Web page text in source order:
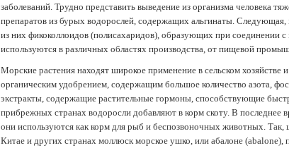
заболеваний. Трудно представить выведение из организма человека
препаратов из бурых водорослей, содержащих альгинаты.
из них фикоколлоидов (полисахаридов), образующих при соединении
используются в различных областях производства, от пищевой
Морские растения находят широкое применение в сельском
органическим удобрением, содержащим большое количество азота,
экстракты, содержащие растительные гормоны, способствующие
прибрежных странах водоросли добавляют в корм скоту. В
они используются как корм для рыб и беспозвоночных животных.
Китае и других странах моллюск морское ушко, или абалоне (abalone),